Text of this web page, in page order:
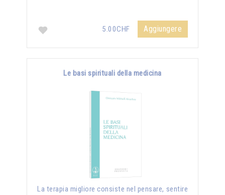
5.00CHF Aggiungere
Le basi spirituali della medicina
La terapia migliore consiste nel pensare, sentire